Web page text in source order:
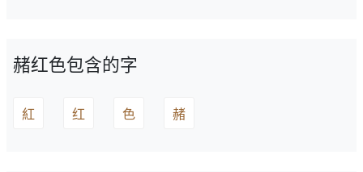
赭红色包含的字
紅 红 色 赭